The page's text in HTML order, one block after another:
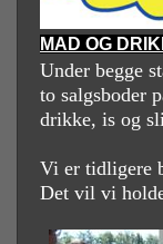
MAD OG
Under begge
to salgsboder
drikke, is og
Vi er tidligere
Det vil vi